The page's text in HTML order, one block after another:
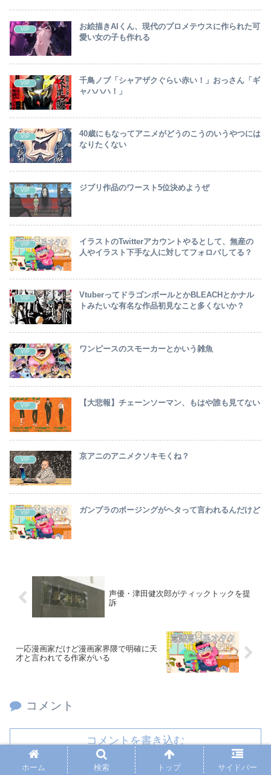
VIP
お絵描きAIくん、現代のプロメテウスに作られた可
愛い女の子も作れる
VIP
千鳥ノブ「シャアザクぐらい赤い！」おっさん「ギ
ャハハハ！」
VIP
40歳にもなってアニメがどうのこうのいうやつには
なりたくない
VIP ジブリ作品のワースト5位決めようぜ
VIP
イラストのTwitterアカウントやるとして、無産の
人やイラスト下手な人に対してフォロバしてる？
VIP
VtuberってドラゴンボールとかBLEACHとかナル
トみたいな有名な作品初見なこと多くないか？
VIP ワンピースのスモーカーとかいう雑魚
VIP 【大悲報】チェーンソーマン、もはや誰も見てない
VIP 京アニのアニメクソキモくね？
VIP ガンプラのポージングがヘタって言われるんだけど
声優・津田健次郎がティックトックを提
訴
一応漫画家だけど漫画家界隈で明確に天
才と言われてる作家がいる
コメント
コメントを書き込む
ホーム 検索 トップ サイドバー